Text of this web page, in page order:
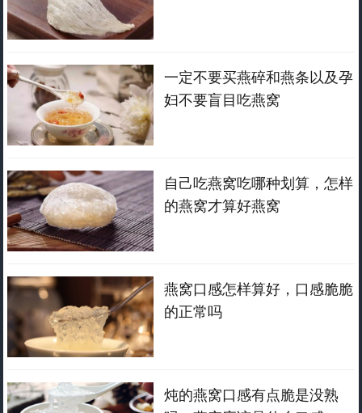
一定不要买燕碎和燕条以及孕
妇不要盲目吃燕窝
自己吃燕窝吃哪种划算，怎样
的燕窝才算好燕窝
燕窝口感怎样算好，口感脆脆
的正常吗
炖的燕窝口感有点脆是没熟